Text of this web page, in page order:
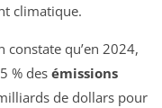
climatique.
qu’en 2024,
% des émissions
de dollars pour